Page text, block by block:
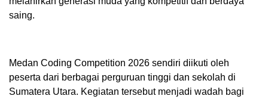
saing.
Medan Coding Competition 2026 sendiri diikuti oleh
peserta dari berbagai perguruan tinggi dan sekolah di
Sumatera Utara. Kegiatan tersebut menjadi wadah bagi